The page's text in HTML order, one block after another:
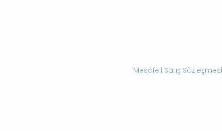
Mesafeli Satış Sözleşmesi